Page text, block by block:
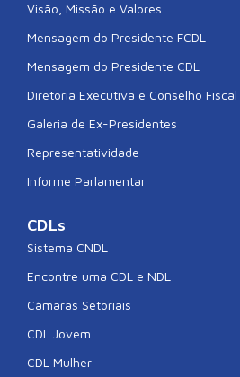
Visão, Missão e Valores
Mensagem do Presidente FCDL
Mensagem do Presidente CDL
Diretoria Executiva e Conselho Fiscal
Galeria de Ex-Presidentes
Representatividade
Informe Parlamentar
CDLs
Sistema CNDL
Encontre uma CDL e NDL
Câmaras Setoriais
CDL Jovem
CDL Mulher